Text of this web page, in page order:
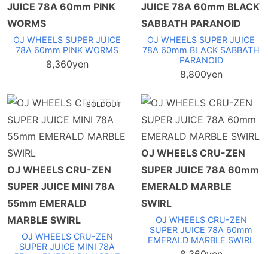
JUICE 78A 60mm PINK
WORMS
OJ WHEELS SUPER JUICE
78A 60mm PINK WORMS
8,360yen
JUICE 78A 60mm BLACK
SABBATH PARANOID
OJ WHEELS SUPER JUICE
78A 60mm BLACK SABBATH
PARANOID
8,800yen
SOLDOUT
OJ WHEELS CRU-ZEN
SUPER JUICE MINI 78A
55mm EMERALD
MARBLE SWIRL
OJ WHEELS CRU-ZEN
SUPER JUICE MINI 78A
OJ WHEELS CRU-ZEN
SUPER JUICE 78A 60mm
EMERALD MARBLE
SWIRL
OJ WHEELS CRU-ZEN
SUPER JUICE 78A 60mm
EMERALD MARBLE SWIRL